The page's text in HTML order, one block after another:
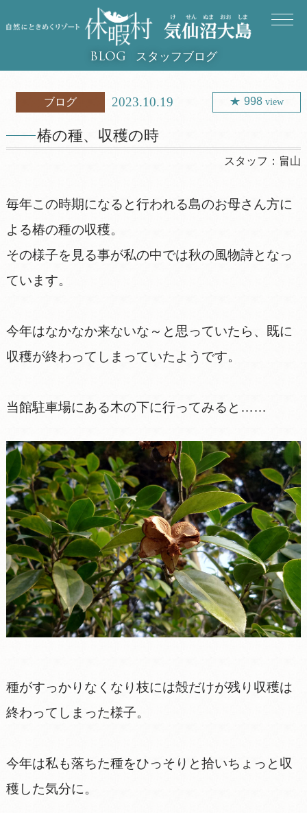
BLOG スタッフブログ
ブログ 2023.10.19 998 view
椿の種、収穫の時
スタッフ： 畠山
毎年この時期になると行われる島のお母さん方に
よる椿の種の収穫。
その様子を見る事が私の中では秋の風物詩となっ
ています。
今年はなかなか来ないな～と思っていたら、既に
収穫が終わってしまっていたようです。
当館駐車場にある木の下に行ってみると……
種がすっかりなくなり枝には殻だけが残り収穫は
終わってしまった様子。
今年は私も落ちた種をひっそりと拾いちょっと収
穫した気分に。